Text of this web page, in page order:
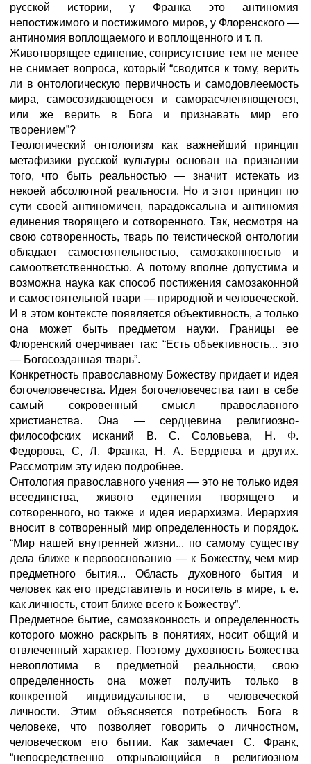
русской истории, у Франка это антино­мия
непостижимого и постижимого миров, у Флоренского —
антиномия воплощаемого и воплощенного и т. п.
Животворящее единение, соприсутствие тем не менее
не снима­ет вопроса, который “сводится к тому, верить
ли в онтологическую первичность и самодовлеемость
мира, самосозидающегося и само­расчленяющегося,
или же верить в Бога и признавать мир его
творением”?
Теологический онтологизм как важнейший принцип
метафизи­ки русской культуры основан на признании
того, что быть реальностью — значит истекать из
некоей абсолютной реальности. Но и этот принцип по
сути своей антиномичен, парадоксальна и антиномия
единения творящего и сотворенного. Так, несмотря на
свою сотворенность, тварь по теистической онтологии
обладает самостоятельностью, самозаконностью и
самоответственностью. А потому вполне допустима и
возможна наука как способ постиже­ния самозаконной
и самостоятельной твари — природной и человеческой.
И в этом контексте появляется объективность, а только
она может быть предметом науки. Границы ее
Флоренский очерчивает так: “Есть объективность... это
— Богосозданная тварь”.
Конкретность православному Божеству придает и идея
богочеловечества. Идея богочеловечества таит в себе
самый сокровенный смысл православного
христианства. Она — сердцевина религиозно-
философских исканий В. С. Соловьева, Н. Ф.
Федорова, С, Л. Франка, Н. А. Бердяева и других.
Рассмотрим эту идею подробнее.
Онтология православного учения — это не только идея
всеедин­ства, живого единения творящего и
сотворенного, но также и идея иерархизма. Иерархия
вносит в сотворенный мир определенность и порядок.
“Мир нашей внутренней жизни... по самому существу
дела ближе к первооснованию — к Божеству, чем мир
предметного бытия... Область духовного бытия и
человек как его представитель и носитель в мире, т. е.
как личность, стоит ближе всего к Божеству”.
Предметное бытие, самозаконность и определенность
которого можно раскрыть в понятиях, носит общий и
отвлеченный характер. Поэтому духовность Божества
невоплотима в предметной реально­сти, свою
определенность она может получить только в
конкретной индивидуальности, в человеческой
личности. Этим объясняется потребность Бога в
человеке, что позволяет говорить о личност­ном,
человеческом его бытии. Как замечает С. Франк,
“непосред­ственно открывающийся в религиозном